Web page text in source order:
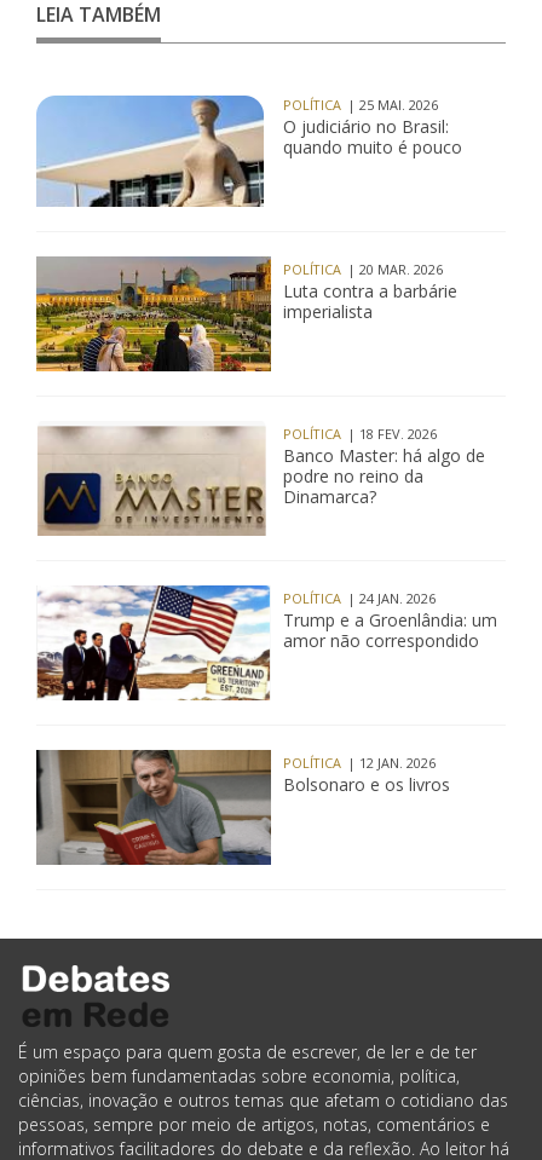
LEIA TAMBÉM
POLÍTICA | 25 MAI. 2026
O judiciário no Brasil:
quando muito é pouco
POLÍTICA | 20 MAR. 2026
Luta contra a barbárie
imperialista
POLÍTICA | 18 FEV. 2026
Banco Master: há algo de
podre no reino da
Dinamarca?
POLÍTICA | 24 JAN. 2026
Trump e a Groenlândia: um
amor não correspondido
POLÍTICA | 12 JAN. 2026
Bolsonaro e os livros
É um espaço para quem gosta de escrever, de ler e de ter
opiniões bem fundamentadas sobre economia, política,
ciências, inovação e outros temas que afetam o cotidiano das
pessoas, sempre por meio de artigos, notas, comentários e
informativos facilitadores do debate e da reflexão. Ao leitor há